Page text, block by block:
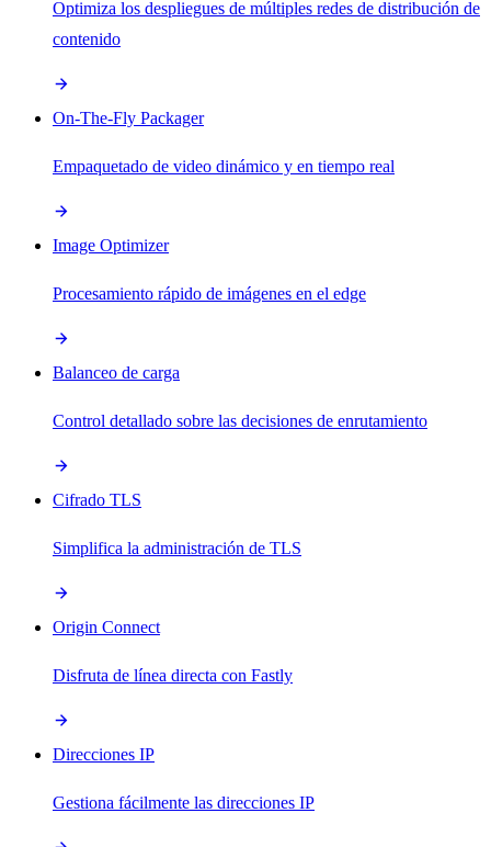
Optimiza los despliegues de múltiples redes de distribución de
contenido
On-The-Fly Packager
Empaquetado de video dinámico y en tiempo real
Image Optimizer
Procesamiento rápido de imágenes en el edge
Balanceo de carga
Control detallado sobre las decisiones de enrutamiento
Cifrado TLS
Simplifica la administración de TLS
Origin Connect
Disfruta de línea directa con Fastly
Direcciones IP
Gestiona fácilmente las direcciones IP